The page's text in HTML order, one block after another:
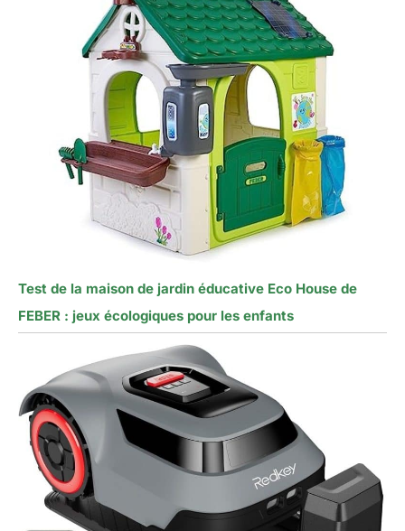
Test de la maison de jardin éducative Eco House de
FEBER : jeux écologiques pour les enfants